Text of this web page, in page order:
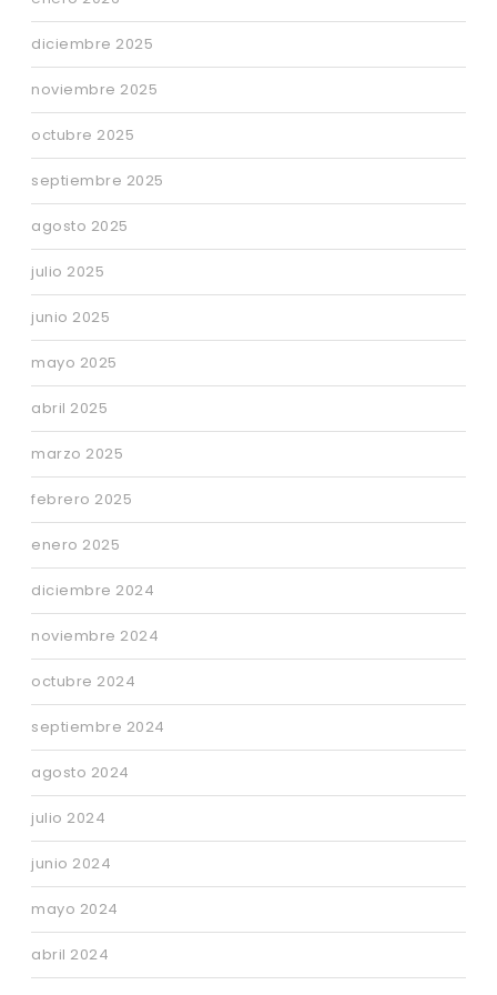
diciembre 2025
noviembre 2025
octubre 2025
septiembre 2025
agosto 2025
julio 2025
junio 2025
mayo 2025
abril 2025
marzo 2025
febrero 2025
enero 2025
diciembre 2024
noviembre 2024
octubre 2024
septiembre 2024
agosto 2024
julio 2024
junio 2024
mayo 2024
abril 2024